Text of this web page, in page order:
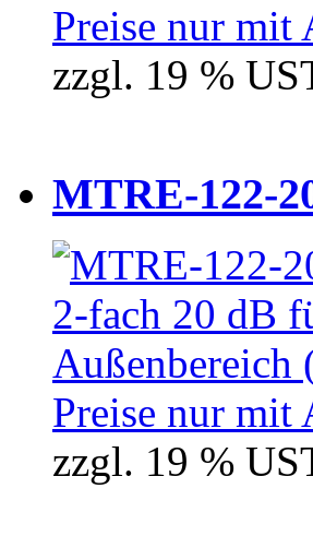
Preise nur mit
zzgl. 19 %
MTRE-122-
Preise nur mit
zzgl. 19 %